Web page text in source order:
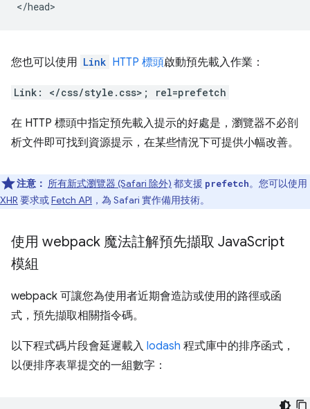
您也可以使用 Link HTTP 標頭啟動預先載入作業：
Link: </css/style.css>; rel=prefetch
在 HTTP 標頭中指定預先載入提示的好處是，瀏覽器不必剖
析文件即可找到資源提示，在某些情況下可提供小幅改善。
注意： 所有新式瀏覽器 (Safari 除外) 都支援 prefetch。您可以使用
XHR 要求或Fetch API ，為 Safari 實作備用技術。
使用 webpack 魔法註解預先擷取 JavaScript
模組
webpack 可讓您為使用者近期會造訪或使用的路徑或函
式，預先擷取相關指令碼。
以下程式碼片段會延遲載入 lodash 程式庫中的排序函式，
以便排序表單提交的一組數字：